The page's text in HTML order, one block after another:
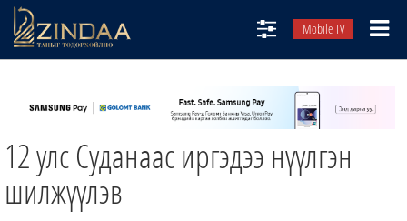
Mobile TV
ТВ8
ӨГЛӨӨНИЙ СОНИН
АУДИО ЗОХИОЛ
ЗИНДАА СЭТГҮҮЛ
12 улс Суданаас иргэдээ нүүлгэн
шилжүүлэв